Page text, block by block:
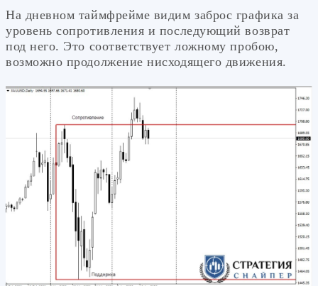
На дневном таймфрейме видим заброс графика за
уровень сопротивления и последующий возврат
под него. Это соответствует ложному пробою,
возможно продолжение нисходящего движения.